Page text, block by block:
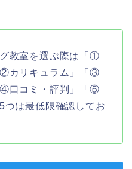
教室を選ぶ際は「①
②カリキュラム」「③
④口コミ・評判」「⑤
つは最低限確認してお